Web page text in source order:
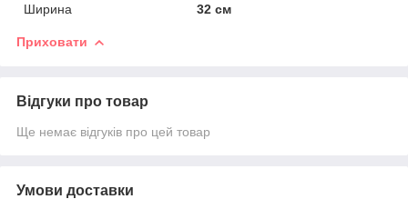
Ширина
32 см
Приховати
Відгуки про товар
Ще немає відгуків про цей товар
Умови доставки